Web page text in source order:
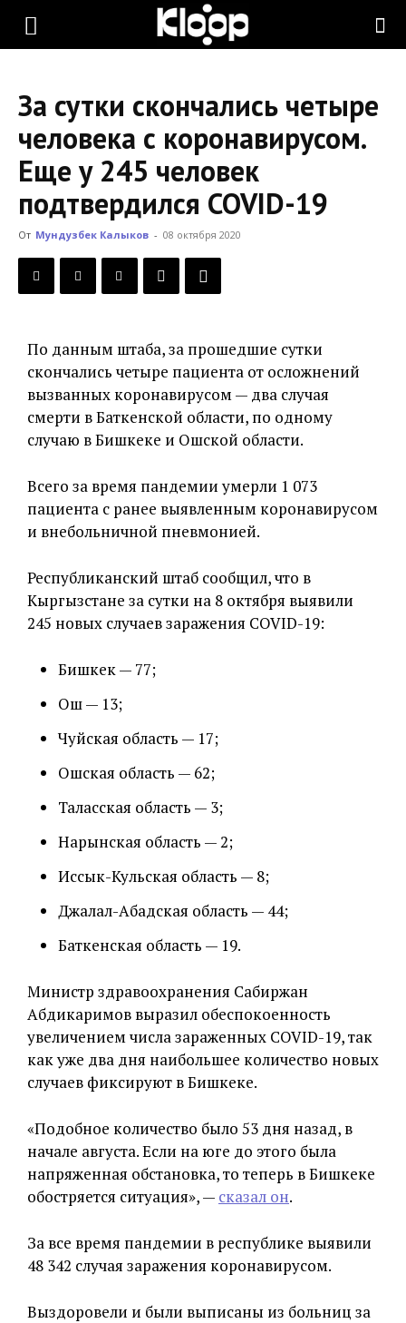
KLOOP.KG
Новости
Кыргызстана
За сутки скончались четыре
человека с коронавирусом.
Еще у 245 человек
подтвердился COVID-19
От Мундузбек Калыков - 08 октября 2020
По данным штаба, за прошедшие сутки
скончались четыре пациента от осложнений
вызванных коронавирусом — два случая
смерти в Баткенской области, по одному
случаю в Бишкеке и Ошской области.
Всего за время пандемии умерли 1 073
пациента с ранее выявленным коронавирусом
и внебольничной пневмонией.
Республиканский штаб сообщил, что в
Кыргызстане за сутки на 8 октября выявили
245 новых случаев заражения COVID-19:
Бишкек — 77;
Ош — 13;
Чуйская область — 17;
Ошская область — 62;
Таласская область — 3;
Нарынская область — 2;
Иссык-Кульская область — 8;
Джалал-Абадская область — 44;
Баткенская область — 19.
Министр здравоохранения Сабиржан
Абдикаримов выразил обеспокоенность
увеличением числа зараженных COVID-19, так
как уже два дня наибольшее количество новых
случаев фиксируют в Бишкеке.
«Подобное количество было 53 дня назад, в
начале августа. Если на юге до этого была
напряженная обстановка, то теперь в Бишкеке
обостряется ситуация», — сказал он.
За все время пандемии в республике выявили
48 342 случая заражения коронавирусом.
Выздоровели и были выписаны из больниц за